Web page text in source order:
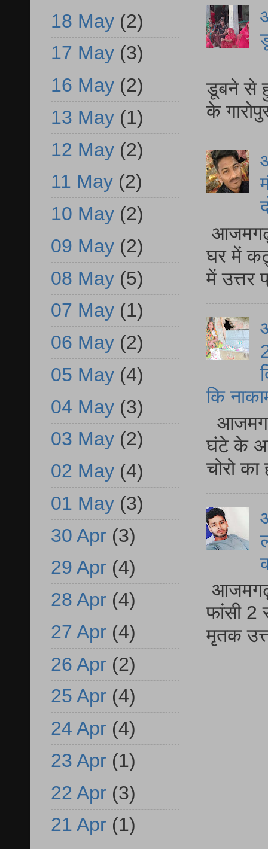
डूबने से
के
घर में
में
कि
घंटे के
चोरो
आजमगढ़
फांसी 2
मृतक
18 May (2)
17 May (3)
16 May (2)
13 May (1)
12 May (2)
11 May (2)
10 May (2)
09 May (2)
08 May (5)
07 May (1)
06 May (2)
05 May (4)
04 May (3)
03 May (2)
02 May (4)
01 May (3)
30 Apr (3)
29 Apr (4)
28 Apr (4)
27 Apr (4)
26 Apr (2)
25 Apr (4)
24 Apr (4)
23 Apr (1)
22 Apr (3)
21 Apr (1)